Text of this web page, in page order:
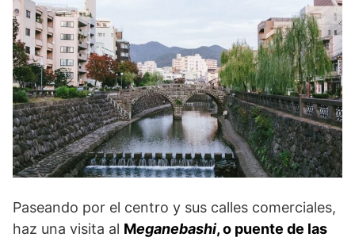
Paseando por el centro y sus calles comerciales,
haz una visita al Meganebashi, o puente de las